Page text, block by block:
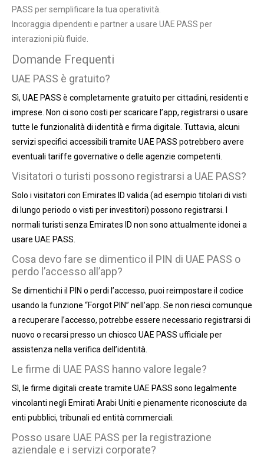
PASS per semplificare la tua operatività.
Incoraggia dipendenti e partner a usare UAE PASS per
interazioni più fluide.
Domande Frequenti
UAE PASS è gratuito?
Sì, UAE PASS è completamente gratuito per cittadini, residenti e
imprese. Non ci sono costi per scaricare l’app, registrarsi o usare
tutte le funzionalità di identità e firma digitale. Tuttavia, alcuni
servizi specifici accessibili tramite UAE PASS potrebbero avere
eventuali tariffe governative o delle agenzie competenti.
Visitatori o turisti possono registrarsi a UAE PASS?
Solo i visitatori con Emirates ID valida (ad esempio titolari di visti
di lungo periodo o visti per investitori) possono registrarsi. I
normali turisti senza Emirates ID non sono attualmente idonei a
usare UAE PASS.
Cosa devo fare se dimentico il PIN di UAE PASS o
perdo l’accesso all’app?
Se dimentichi il PIN o perdi l’accesso, puoi reimpostare il codice
usando la funzione “Forgot PIN” nell’app. Se non riesci comunque
a recuperare l’accesso, potrebbe essere necessario registrarsi di
nuovo o recarsi presso un chiosco UAE PASS ufficiale per
assistenza nella verifica dell’identità.
Le firme di UAE PASS hanno valore legale?
Sì, le firme digitali create tramite UAE PASS sono legalmente
vincolanti negli Emirati Arabi Uniti e pienamente riconosciute da
enti pubblici, tribunali ed entità commerciali.
Posso usare UAE PASS per la registrazione
aziendale e i servizi corporate?